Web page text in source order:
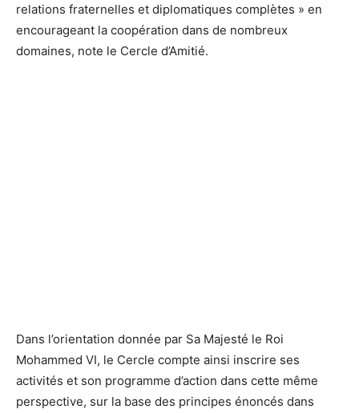
relations fraternelles et diplomatiques complètes » en
encourageant la coopération dans de nombreux
domaines, note le Cercle d’Amitié.
Dans l’orientation donnée par Sa Majesté le Roi
Mohammed VI, le Cercle compte ainsi inscrire ses
activités et son programme d’action dans cette même
perspective, sur la base des principes énoncés dans